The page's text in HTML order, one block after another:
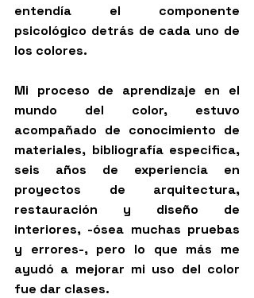
entendía el componente
psicológico detrás de cada uno de
los colores.
Mi proceso de aprendizaje en el
mundo del color, estuvo
acompañado de conocimiento de
materiales, bibliografía especifica,
seis años de experiencia en
proyectos de arquitectura,
restauración y diseño de
interiores, -ósea muchas pruebas
y errores-, pero lo que más me
ayudó a mejorar mi uso del color
fue dar clases.